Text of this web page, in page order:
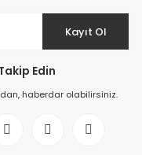
Kayıt Ol
Edin
haberdar olabilirsiniz.